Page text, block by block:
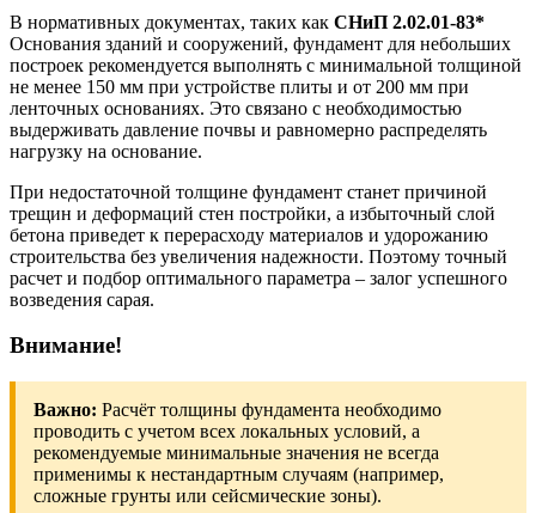
В нормативных документах, таких как СНиП 2.02.01-83*
Основания зданий и сооружений, фундамент для небольших
построек рекомендуется выполнять с минимальной толщиной
не менее 150 мм при устройстве плиты и от 200 мм при
ленточных основаниях. Это связано с необходимостью
выдерживать давление почвы и равномерно распределять
нагрузку на основание.
При недостаточной толщине фундамент станет причиной
трещин и деформаций стен постройки, а избыточный слой
бетона приведет к перерасходу материалов и удорожанию
строительства без увеличения надежности. Поэтому точный
расчет и подбор оптимального параметра – залог успешного
возведения сарая.
Внимание!
Важно: Расчёт толщины фундамента необходимо
проводить с учетом всех локальных условий, а
рекомендуемые минимальные значения не всегда
применимы к нестандартным случаям (например,
сложные грунты или сейсмические зоны).